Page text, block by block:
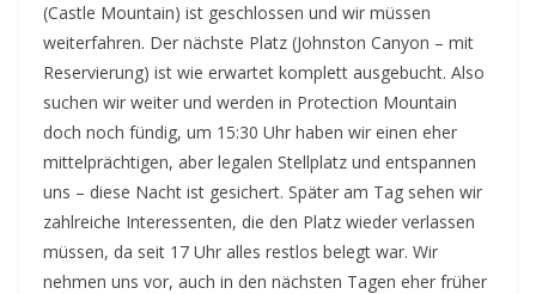
(Castle Mountain) ist geschlossen und wir müssen
weiterfahren. Der nächste Platz (Johnston Canyon – mit
Reservierung) ist wie erwartet komplett ausgebucht. Also
suchen wir weiter und werden in Protection Mountain
doch noch fündig, um 15:30 Uhr haben wir einen eher
mittelprächtigen, aber legalen Stellplatz und entspannen
uns – diese Nacht ist gesichert. Später am Tag sehen wir
zahlreiche Interessenten, die den Platz wieder verlassen
müssen, da seit 17 Uhr alles restlos belegt war. Wir
nehmen uns vor, auch in den nächsten Tagen eher früher